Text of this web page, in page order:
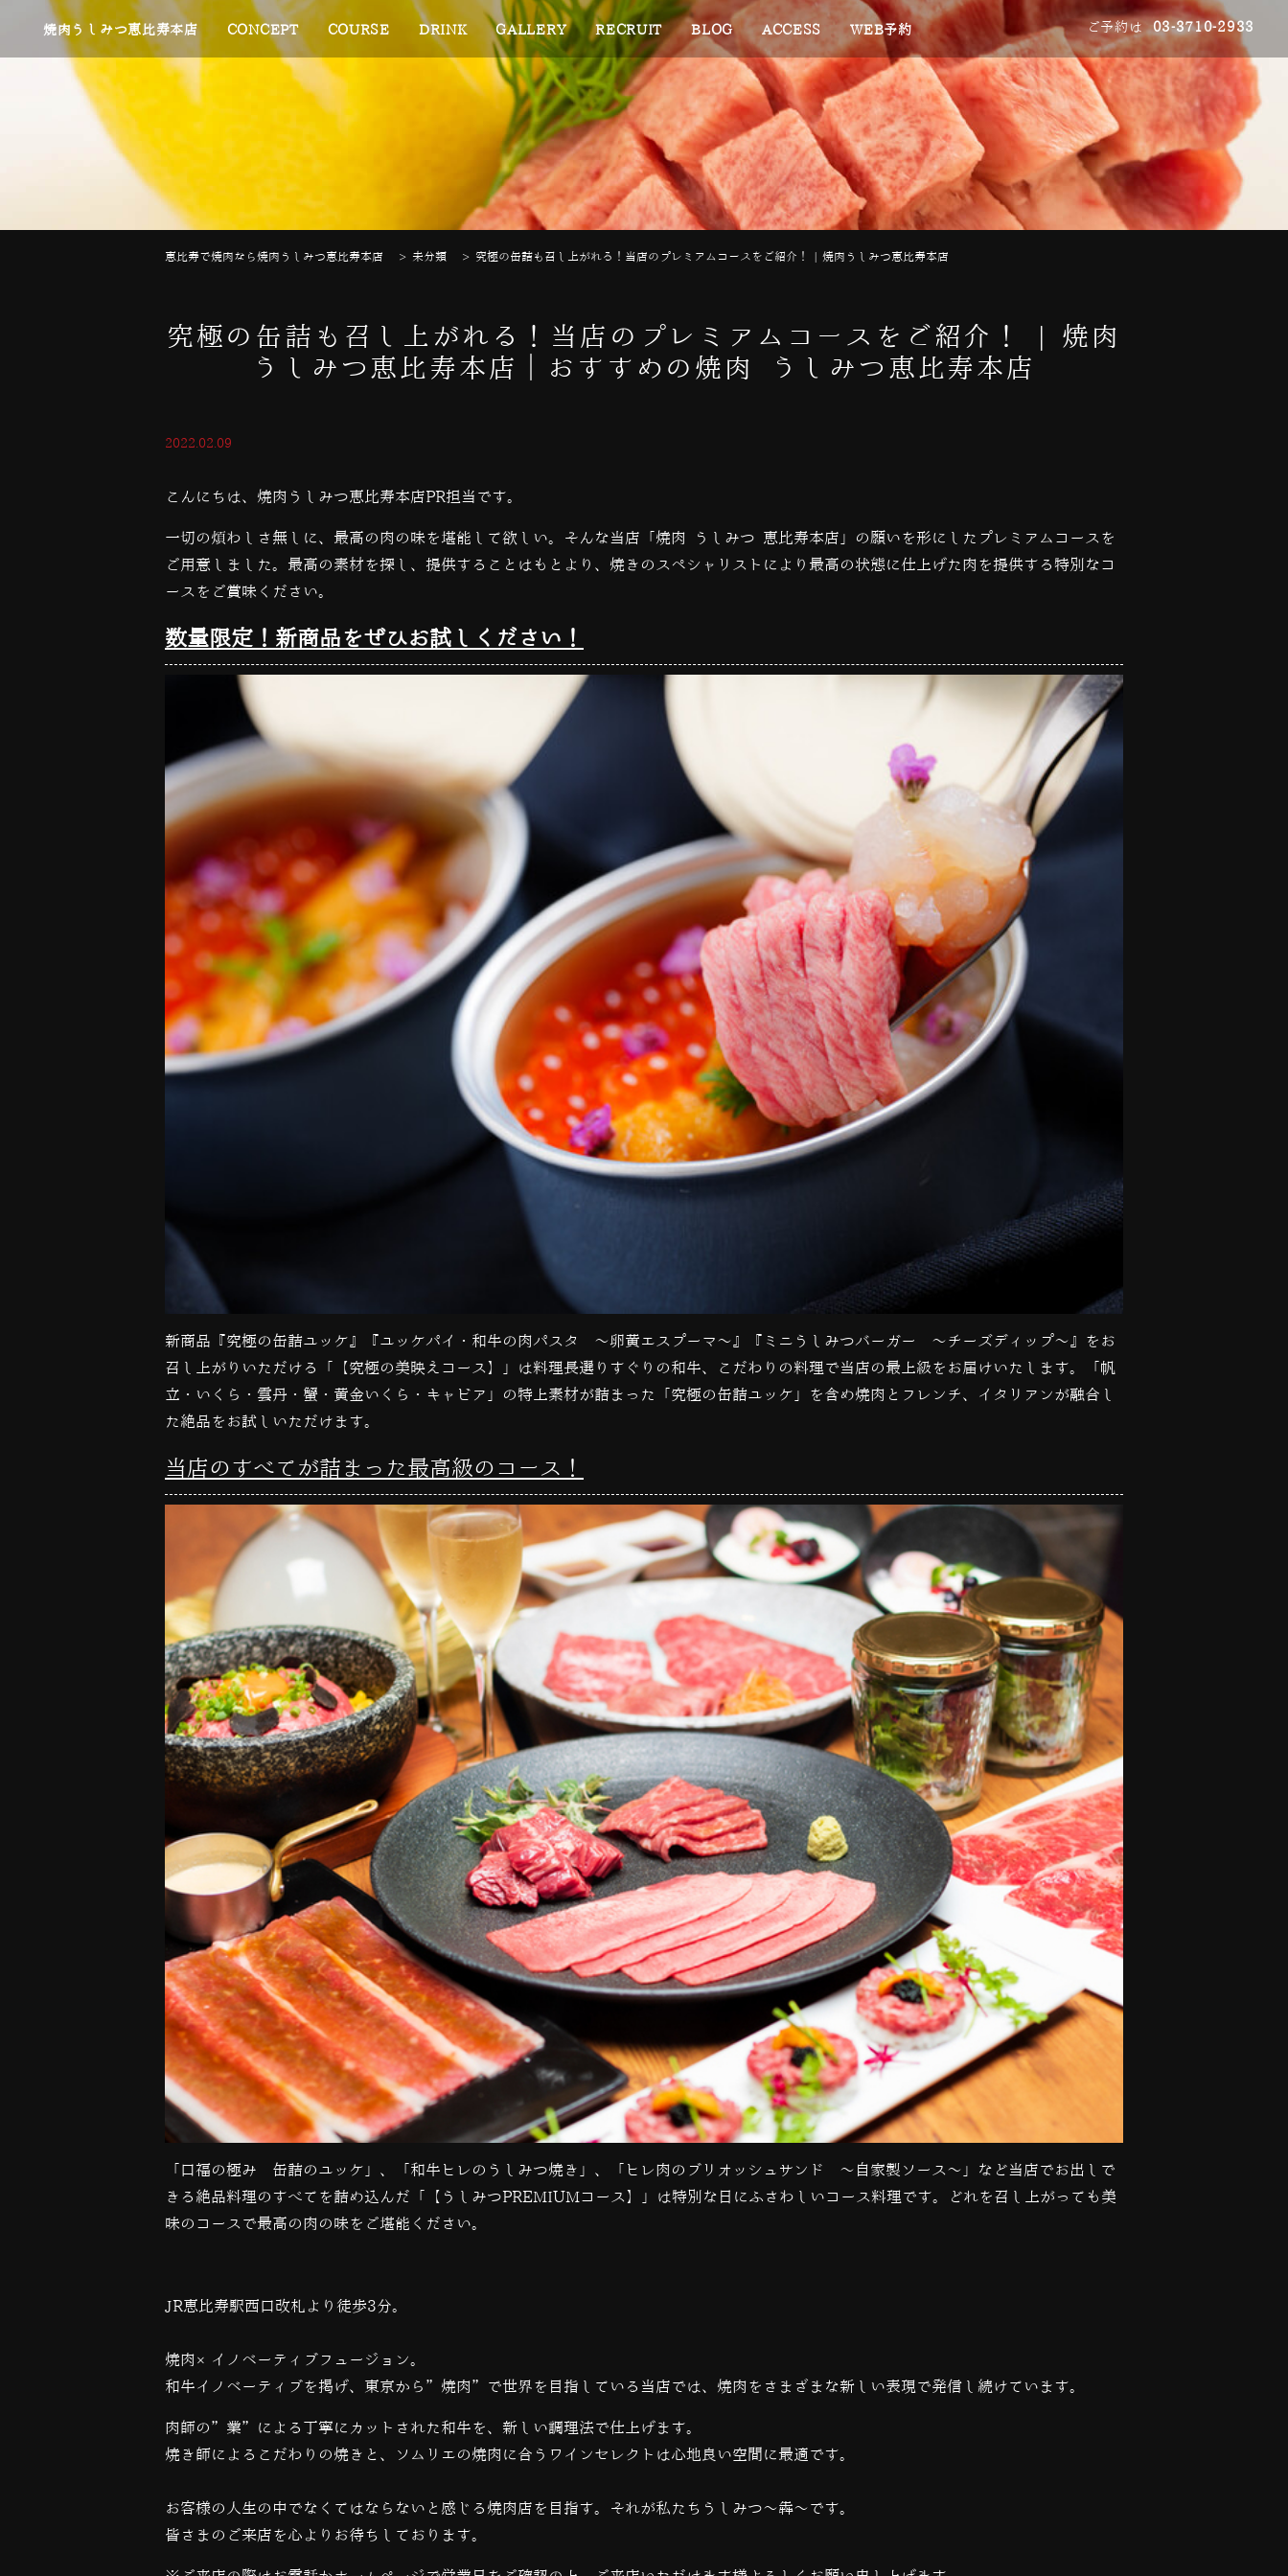
焼肉うしみつ恵比寿本店 CONCEPT COURSE DRINK GALLERY RECRUIT BLOG ACCESS WEB予約 ご予約は 03-3710-2933
恵比寿で焼肉なら焼肉うしみつ恵比寿本店 > 未分類 > 究極の缶詰も召し上がれる！当店のプレミアムコースをご紹介！ | 焼肉うしみつ恵比寿本店
究極の缶詰も召し上がれる！当店のプレミアムコースをご紹介！ | 焼肉
うしみつ恵比寿本店｜おすすめの焼肉 うしみつ恵比寿本店
2022.02.09
こんにちは、焼肉うしみつ恵比寿本店PR担当です。
一切の煩わしさ無しに、最高の肉の味を堪能して欲しい。
そんな当店「焼肉 うしみつ 恵比寿本店」の願いを形にしたプレミアムコースを
ご用意しました。 最高の素材を探し、提供することはもとより、焼きのスペシャリストにより最高の状態に仕上げた肉を提供する特別なコ
ースをご賞味ください。
数量限定！新商品をぜひお試しください！
新商品『究極の缶詰ユッケ』『ユッケパイ・和牛の肉パスタ 〜卵黄エスプーマ〜』『ミニうしみつバーガー 〜チーズディップ〜』をお
召し上がりいただける「【究極の美映えコース】」は料理長選りすぐりの和牛、こだわりの料理で当店の最上級をお届けいたします。「帆
立・いくら・雲丹・蟹・黄金いくら・キャビア」の特上素材が詰まった「究極の缶詰ユッケ」を含め焼肉とフレンチ、イタリアンが融合し
た絶品をお試しいただけます。
当店のすべてが詰まった最高級のコース！
「口福の極み 缶詰のユッケ」、「和牛ヒレのうしみつ焼き」、「ヒレ肉のブリオッシュサンド 〜自家製ソース〜」など当店でお出しで
きる絶品料理のすべてを詰め込んだ「【うしみつPREMIUMコース】」は特別な日にふさわしいコース料理です。どれを召し上がっても美
味のコースで最高の肉の味をご堪能ください。
JR恵比寿駅西口改札より徒歩3分。
焼肉×イノベーティブフュージョン。
和牛イノベーティブを掲げ、東京から”焼肉”で世界を目指している当店では、 焼肉をさまざまな新しい表現で発信し続けています。
肉師の”業”による丁寧にカットされた和牛を、新しい調理法で仕上げます。
焼き師によるこだわりの焼きと、ソムリエの焼肉に合うワインセレクトは心地良い空間に最適です。
お客様の人生の中でなくてはならないと感じる焼肉店を目指す。それが私たちうしみつ～犇～です。
皆さまのご来店を心よりお待ちしております。